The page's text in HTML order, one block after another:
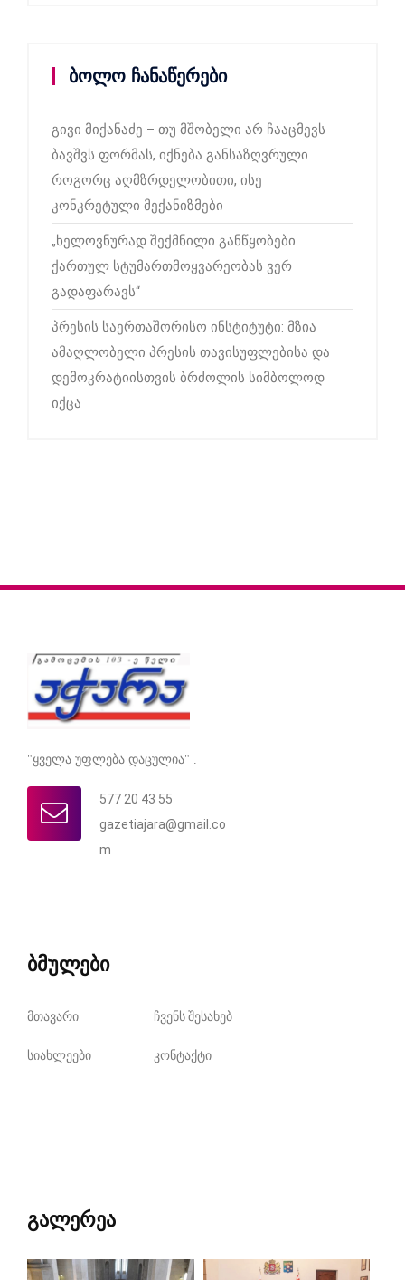
ბოლო ჩანაწერები
გივი მიქანაძე – თუ მშობელი არ ჩააცმევს
ბავშვს ფორმას, იქნება განსაზღვრული
როგორც აღმზრდელობითი, ისე
კონკრეტული მექანიზმები
„ხელოვნურად შექმნილი განწყობები
ქართულ სტუმართმოყვარეობას ვერ
გადაფარავს“
პრესის საერთაშორისო ინსტიტუტი: მზია
ამაღლობელი პრესის თავისუფლებისა და
დემოკრატიისთვის ბრძოლის სიმბოლოდ
იქცა
"ყველა უფლება დაცულია" .
577 20 43 55
gazetiajara@gmail.co
m
ბმულები
მთავარი ჩვენს შესახებ
სიახლეები კონტაქტი
გალერეა